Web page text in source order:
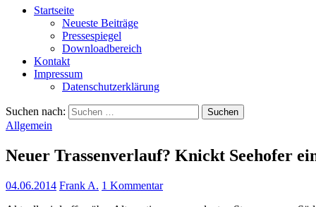
Start­sei­te
Neu­es­te Beiträge
Pres­se­spie­gel
Down­load­be­reich
Kon­takt
Impres­sum
Daten­schutz­er­klä­rung
Suchen nach:
Allgemein
Neu­er Tras­sen­ver­lauf? Knickt See­ho­fer
04.06.2014 Frank A. 1 Kommentar